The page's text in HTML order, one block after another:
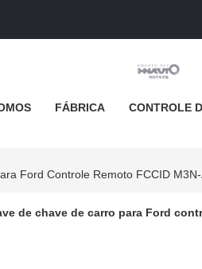
FÁBRICA CONTROLE
Ford Controle Remoto FCCID
de chave de carro para Ford